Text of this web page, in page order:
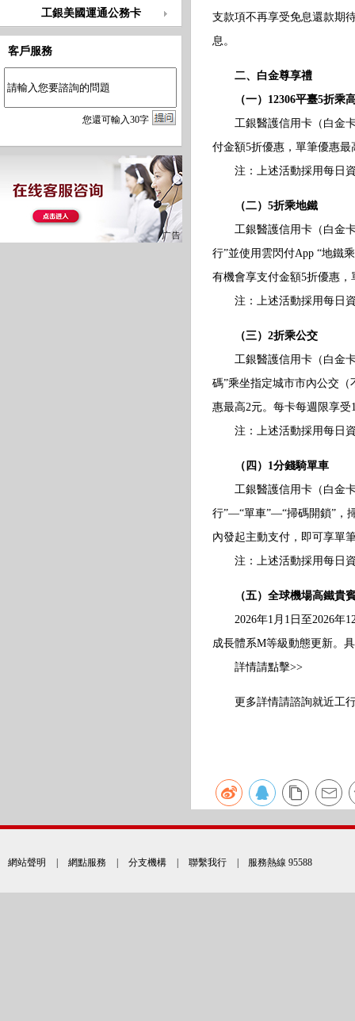
工銀美國運通公務卡
客戶服務
您還可輸入30字
支款項不再享受免息還款期
息。
二、白金尊享禮
（一）12306平臺5折乘
工銀醫護信用卡（白金卡
付金額5折優惠，單筆優惠
注：上述活動採用每日資
（二）5折乘地鐵
工銀醫護信用卡（白金卡
行”並使用雲閃付App “地鐵
有機會享支付金額5折優惠
注：上述活動採用每日資
（三）2折乘公交
工銀醫護信用卡（白金卡
碼”乘坐指定城市市內公交
惠最高2元。每卡每週限享受
注：上述活動採用每日資
（四）1分錢騎單車
工銀醫護信用卡（白金卡
行”—“單車”—“掃碼開鎖”，
內發起主動支付，即可享單
注：上述活動採用每日資
（五）全球機場高鐵貴
2026年1月1日至2026年12
成長體系M等級動態更新。
詳情請點擊>>
更多詳情請諮詢就近工
網站聲明 網點服務 分支機構 聯繫我行 | 服務熱線 95588